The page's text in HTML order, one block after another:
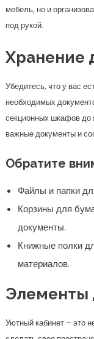
мебель, но и
под рукой.
Хранение
Убедитесь, что у вас
необходимых
секционных шкафов до
важные документы и
Обратите
Файлы и папки
Корзины для
документы.
Книжные полки
материалов.
Элементы
Уютный кабинет – это